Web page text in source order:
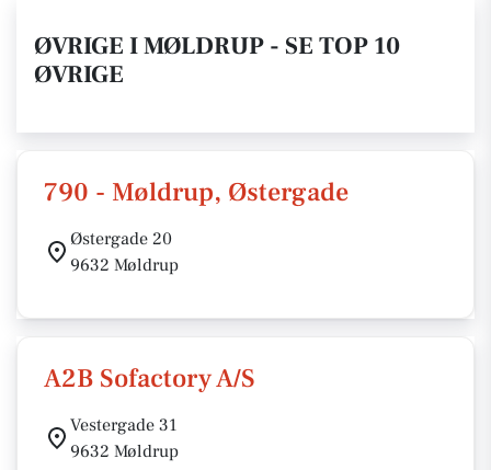
ØVRIGE I MØLDRUP - SE TOP 10
ØVRIGE
790 - Møldrup, Østergade
Østergade 20
9632 Møldrup
A2B Sofactory A/S
Vestergade 31
9632 Møldrup